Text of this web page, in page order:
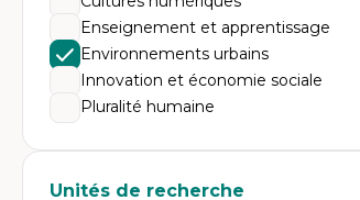
Enseignement et apprentissage
Environnements urbains
Innovation et économie sociale
Pluralité humaine
Unités de recherche